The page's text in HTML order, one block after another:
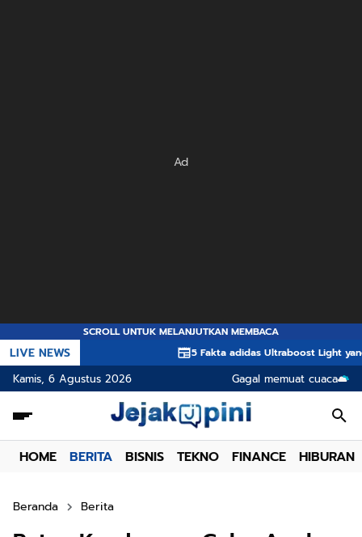
Ad
SCROLL UNTUK MELANJUTKAN MEMBACA
LIVE NEWS 5 Fakta adidas Ultraboost Light yang
Kamis, 6 Agustus 2026 Gagal memuat cuaca
HOME BERITA BISNIS TEKNO FINANCE HIBURAN
Beranda Berita